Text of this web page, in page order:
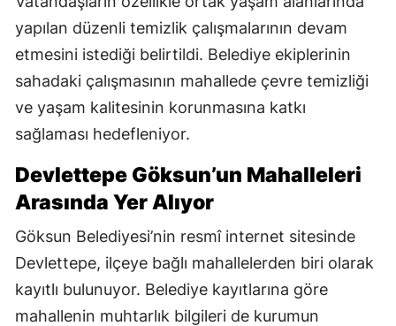
yapılan düzenli temizlik çalışmalarının devam
etmesini istediği belirtildi. Belediye ekiplerinin
sahadaki çalışmasının mahallede çevre temizliği
ve yaşam kalitesinin korunmasına katkı
sağlaması hedefleniyor.
Devlettepe Göksun’un Mahalleleri
Arasında Yer Alıyor
Göksun Belediyesi’nin resmî internet sitesinde
Devlettepe, ilçeye bağlı mahallelerden biri olarak
kayıtlı bulunuyor. Belediye kayıtlarına göre
mahallenin muhtarlık bilgileri de kurumun